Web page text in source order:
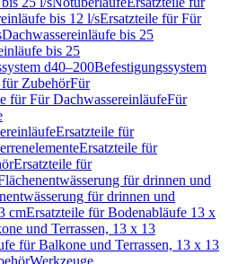
bis 12 l/sErsatzteile für Für
Dachwassereinläufe bis 25
bis 25
d40–200Befestigungssystem
ZubehörFür
für Für DachwassereinläufeFür
Ersatzteile für
Ersatzteile für
Ersatzteile für
für drinnen und
für drinnen und
cmErsatzteile für Bodenabläufe 13 x
und Terrassen, 13 x 13
für Balkone und Terrassen, 13 x 13
Werkzeuge,